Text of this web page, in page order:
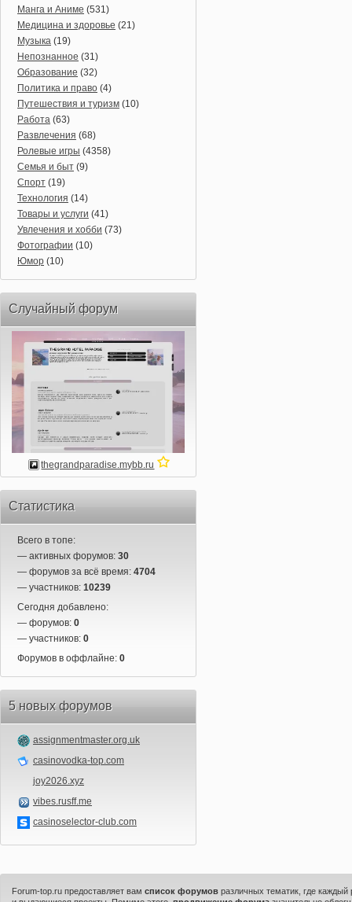
Манга и Аниме (531)
Медицина и здоровье (21)
Музыка (19)
Непознанное (31)
Образование (32)
Политика и право (4)
Путешествия и туризм (10)
Работа (63)
Развлечения (68)
Ролевые игры (4358)
Семья и быт (9)
Спорт (19)
Технология (14)
Товары и услуги (41)
Увлечения и хобби (73)
Фотографии (10)
Юмор (10)
Случайный форум
thegrandparadise.mybb.ru
Статистика
Всего в топе:
— активных форумов: 30
— форумов за всё время: 4704
— участников: 10239
Сегодня добавлено:
— форумов: 0
— участников: 0
Форумов в оффлайне: 0
5 новых форумов
assignmentmaster.org.uk
casinovodka-top.com
joy2026.xyz
vibes.rusff.me
casinoselector-club.com
Forum-top.ru предоставляет вамсписок форумов различных тематик, где